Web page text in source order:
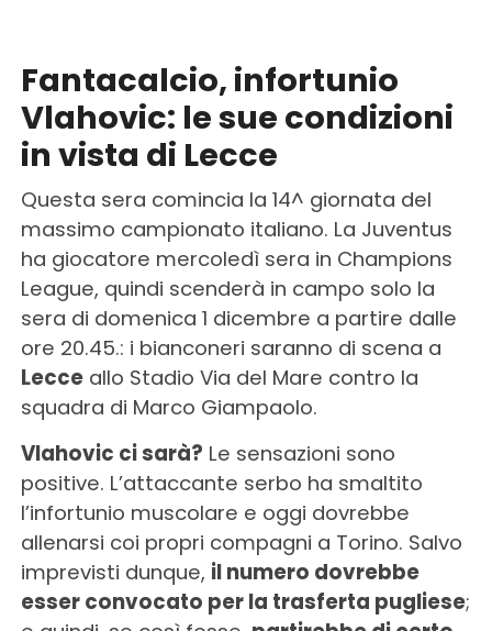
Fantacalcio, infortunio
Vlahovic: le sue condizioni
in vista di Lecce
Questa sera comincia la 14^ giornata del
massimo campionato italiano. La Juventus
ha giocatore mercoledì sera in Champions
League, quindi scenderà in campo solo la
sera di domenica 1 dicembre a partire dalle
ore 20.45.: i bianconeri saranno di scena a
Lecceallo Stadio Via del Mare contro la
squadra di Marco Giampaolo.
Vlahovic ci sarà? Le sensazioni sono
positive. L’attaccante serbo ha smaltito
l’infortunio muscolare e oggi dovrebbe
allenarsi coi propri compagni a Torino. Salvo
imprevisti dunque, il numero dovrebbe
esser convocato per la trasferta pugliese;